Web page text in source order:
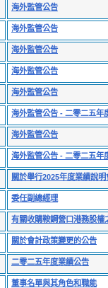
海外監管公告
海外監管公告
海外監管公告
海外監管公告
海外監管公告
海外監管公告 - 二零二五年
海外監管公告
海外監管公告 - 二零二五年
關於舉行2025年度業績說明
委任副總經理
有關收購鞍鋼營口港務股權
關於會計政策變更的公告
二零二五年度業績公告
董事名單與其角色和職能